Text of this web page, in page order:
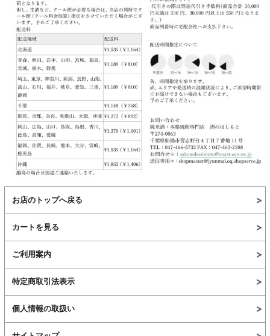
お店のトップへ戻る
カートを見る
ご利用案内
特定商取引法表示
個人情報の取扱い